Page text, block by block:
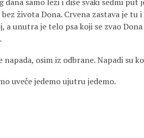
života Dona. Crvena zastava je
a unutra je telo psa koji se zvao
napada, osim iz odbrane. Napadi su
uveče jedemo ujutru jedemo.